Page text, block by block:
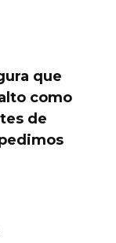
que
como
de